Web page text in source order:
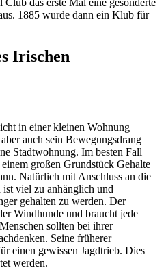
das erste Mal eine gesonderte
1885 wurde dann ein Klub für
Irischen
in einer kleinen Wohnung
auch sein Bewegungsdrang
Stadtwohnung. Im besten Fall
großen Grundstück Gehalte
Natürlich mit Anschluss an die
viel zu anhänglich und
gehalten zu werden. Der
Windhunde und braucht jede
sollten bei ihrer
Seine früherer
einen gewissen Jagdtrieb. Dies
werden.